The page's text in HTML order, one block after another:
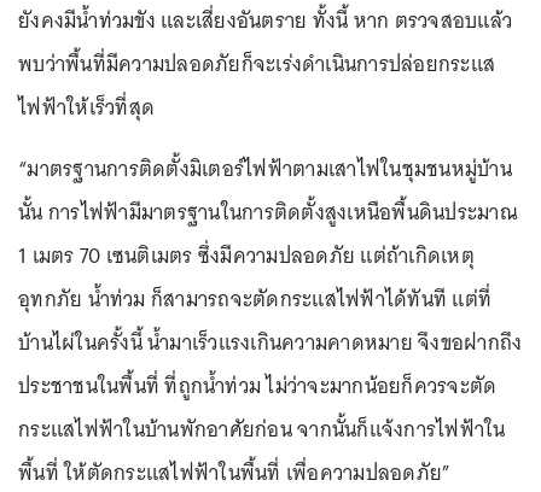
ยังคงมีน้ำท่วมขัง และเสี่ยงอันตราย ทั้งนี้ หาก ตรวจสอบแล้ว
พบว่าพื้นที่มีความปลอดภัยก็จะเร่งดำเนินการปล่อยกระแส
ไฟฟ้าให้เร็วที่สุด
“มาตรฐานการติดตั้งมิเตอร์ไฟฟ้าตามเสาไฟในชุมชนหมู่บ้าน
นั้น การไฟฟ้ามีมาตรฐานในการติดตั้งสูงเหนือพื้นดินประมาณ
1 เมตร 70 เซนติเมตร ซึ่งมีความปลอดภัย แต่ถ้าเกิดเหตุ
อุทกภัย น้ำท่วม ก็สามารถจะตัดกระแสไฟฟ้าได้ทันที แต่ที่
บ้านไผ่ในครั้งนี้ น้ำมาเร็วแรงเกินความคาดหมาย จึงขอฝากถึง
ประชาชนในพื้นที่ ที่ถูกน้ำท่วม ไม่ว่าจะมากน้อยก็ควรจะตัด
กระแสไฟฟ้าในบ้านพักอาศัยก่อน จากนั้นก็แจ้งการไฟฟ้าใน
พื้นที่ ให้ตัดกระแสไฟฟ้าในพื้นที่ เพื่อความปลอดภัย”